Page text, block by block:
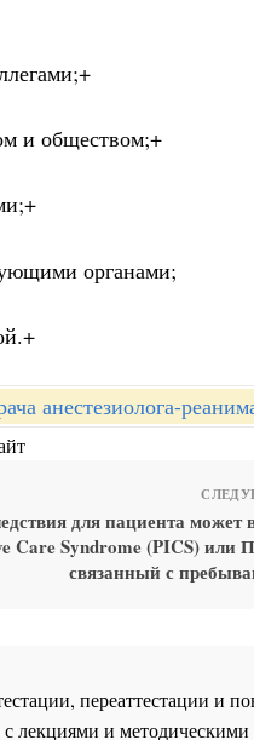
и обществом;+
органами;
анестезиолога-
для пациента может
Care Syndrome (PICS) или
связанный с
переаттестации
лекциями и